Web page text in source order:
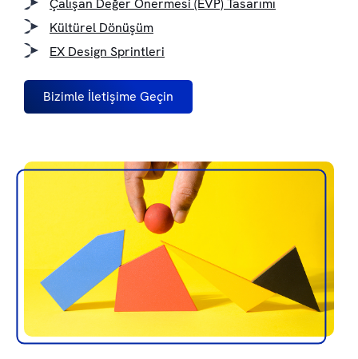
Çalışan Değer Önermesi (EVP) Tasarımı
Kültürel Dönüşüm
EX Design Sprintleri
Bizimle İletişime Geçin